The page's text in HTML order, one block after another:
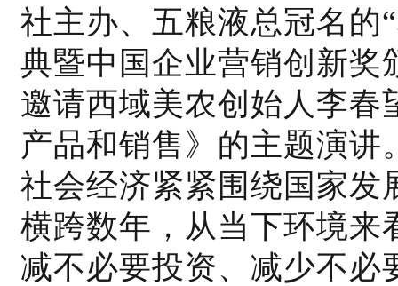
社主办、五粮液总冠名的
典暨中国企业营销创新奖
邀请西域美农创始人李春
产品和销售》的主题演讲
社会经济紧紧围绕国家发
横跨数年，从当下环境来
减不必要投资、减少不必